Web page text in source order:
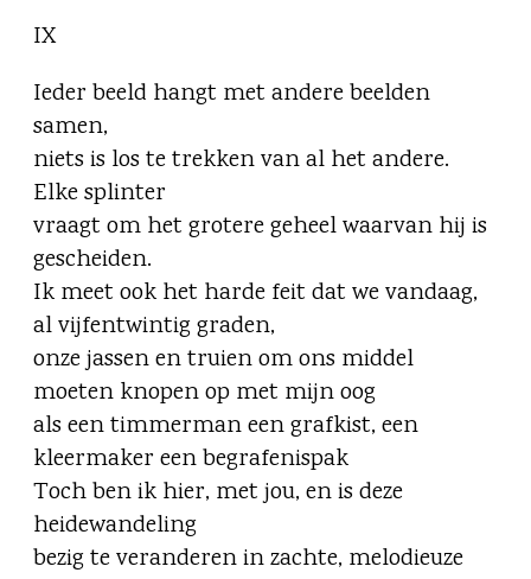
IX
Ieder beeld hangt met andere beelden
samen,
niets is los te trekken van al het andere.
Elke splinter
vraagt om het grotere geheel waarvan hij is
gescheiden.
Ik meet ook het harde feit dat we vandaag,
al vijfentwintig graden,
onze jassen en truien om ons middel
moeten knopen op met mijn oog
als een timmerman een grafkist, een
kleermaker een begrafenispak
Toch ben ik hier, met jou, en is deze
heidewandeling
bezig te veranderen in zachte, melodieuze